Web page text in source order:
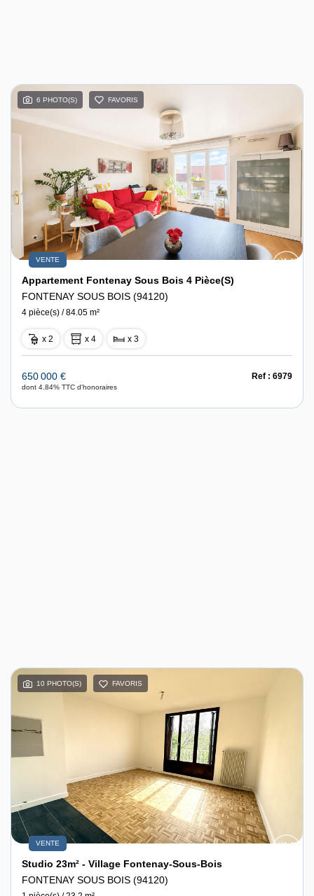
6 PHOTO(S) FAVORIS
VENTE
Appartement Fontenay Sous Bois 4 Pièce(s)
FONTENAY SOUS BOIS (94120)
4 pièce(s) / 84.05 m²
x 2 x 4 x 3
650 000 €
dont 4.84% TTC d'honoraires
Ref : 6979
10 PHOTO(S) FAVORIS
VENTE
Studio 23m² - Village Fontenay-Sous-Bois
FONTENAY SOUS BOIS (94120)